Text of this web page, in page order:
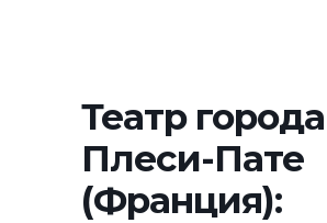
Театр
Плеси-Пате
(Франция):